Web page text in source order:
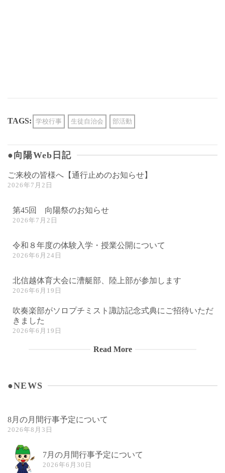
TAGS: 学校行事 生徒自治会 部活動
●向陽Web日記
ご来校の皆様へ【通行止めのお知らせ】
2026年7月2日
第45回 向陽祭のお知らせ
2026年7月2日
令和８年度の体験入学・授業公開について
2026年6月24日
北信越体育大会に漕艇部、陸上部が参加します
2026年6月19日
吹奏楽部がソロプチミスト諏訪記念式典にご招待いただ
きました
2026年6月19日
Read More
●NEWS
8月の月間行事予定について
2026年8月3日
7月の月間行事予定について
2026年6月30日